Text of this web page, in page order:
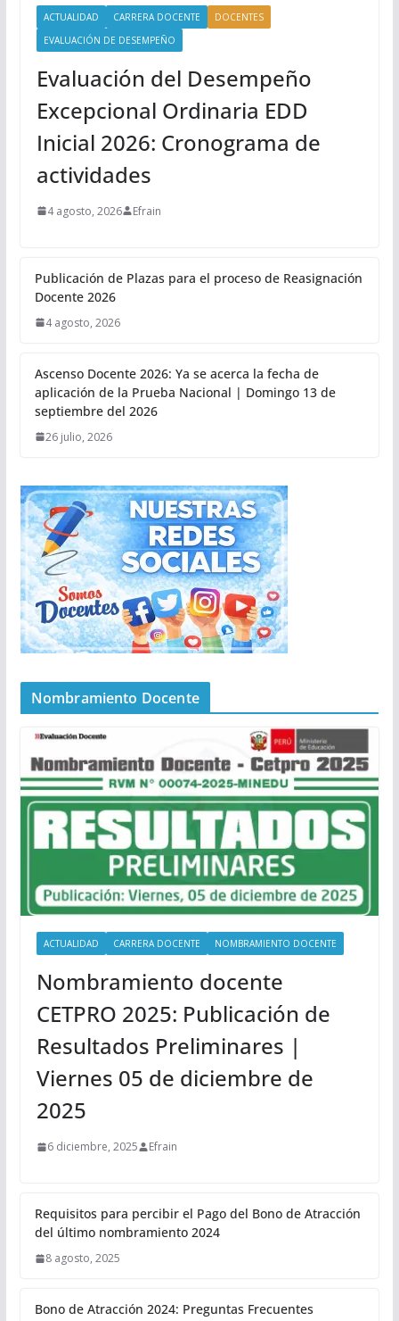
ACTUALIDAD CARRERA DOCENTE
DOCENTES
EVALUACIÓN DE DESEMPEÑO
Evaluación del Desempeño
Excepcional Ordinaria EDD
Inicial 2026: Cronograma de
actividades
4 agosto, 2026 Efrain
Publicación de Plazas para el proceso de Reasignación
Docente 2026
4 agosto, 2026
Ascenso Docente 2026: Ya se acerca la fecha de
aplicación de la Prueba Nacional | Domingo 13 de
septiembre del 2026
26 julio, 2026
Nombramiento Docente
ACTUALIDAD CARRERA DOCENTE NOMBRAMIENTO DOCENTE
Nombramiento docente
CETPRO 2025: Publicación de
Resultados Preliminares |
Viernes 05 de diciembre de
2025
6 diciembre, 2025 Efrain
Requisitos para percibir el Pago del Bono de Atracción
del último nombramiento 2024
8 agosto, 2025
Bono de Atracción 2024: Preguntas Frecuentes